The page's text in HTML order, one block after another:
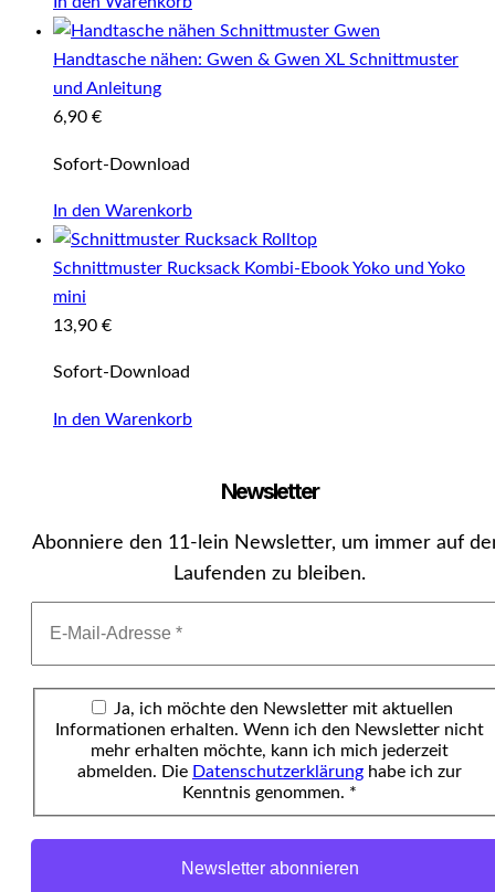
Handtasche nähen: Gwen & Gwen XL Schnittmuster
und Anleitung
6,90 €
Sofort-Download
In den Warenkorb
Schnittmuster Rucksack Kombi-Ebook Yoko und Yoko
mini
13,90 €
Sofort-Download
In den Warenkorb
Newsletter
Abonniere den 11-lein Newsletter, um immer auf
Laufenden zu bleiben.
Ja, ich möchte den Newsletter mit aktuellen
Informationen erhalten. Wenn ich den Newsletter nicht
mehr erhalten möchte, kann ich mich jederzeit
abmelden. Die Datenschutzerklärung habe ich zur
Kenntnis genommen. *